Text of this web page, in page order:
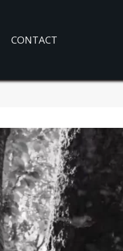
CONTACT